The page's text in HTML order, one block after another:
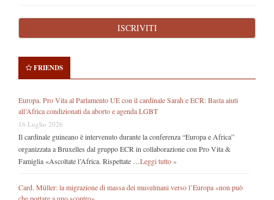
FRIENDS
Europa. Pro Vita al Parlamento UE con il cardinale Sarah e ECR: Basta aiuti
all’Africa condizionati da aborto e agenda LGBT
16 Luglio 2026
Il cardinale guineano è intervenuto durante la conferenza “Europa e Africa”
organizzata a Bruxelles dal gruppo ECR in collaborazione con Pro Vita &
Famiglia «Ascoltate l’Africa. Rispettate … Leggi tutto »
Card. Müller: la migrazione di massa dei musulmani verso l’Europa «non può